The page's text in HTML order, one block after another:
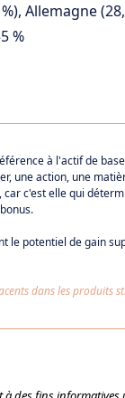
Allemagne
%
à l'actif de
une action, une
c'est elle qui
le potentiel de gain
dans les produits